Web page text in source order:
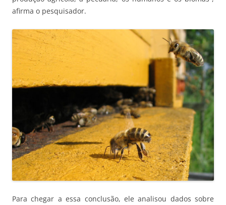
afirma o pesquisador.
Para chegar a essa conclusão, ele analisou dados sobre